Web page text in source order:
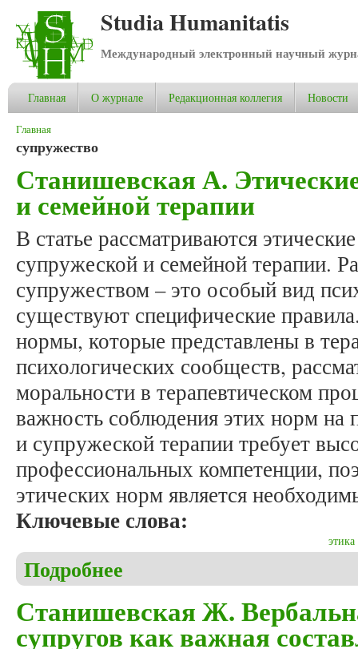
Studia Humanitatis
Международный электронный научный
Главная О журнале Редакционная коллегия Новости
Вы здесь
Главная
супружество
Станишевская А.
и семейной терапии
В статье рассматриваются
супружеской и семейной терапии.
супружеством – это особый вид
существуют специфические
нормы, которые представлены в
психологических сообществ,
моральности в терапевтическом
важность соблюдения этих норм на
и супружеской терапии требует
профессиональных компетенции,
этических норм является
Ключевые слова:
этика
Подробнее
Станишевская Ж.
супругов как важная